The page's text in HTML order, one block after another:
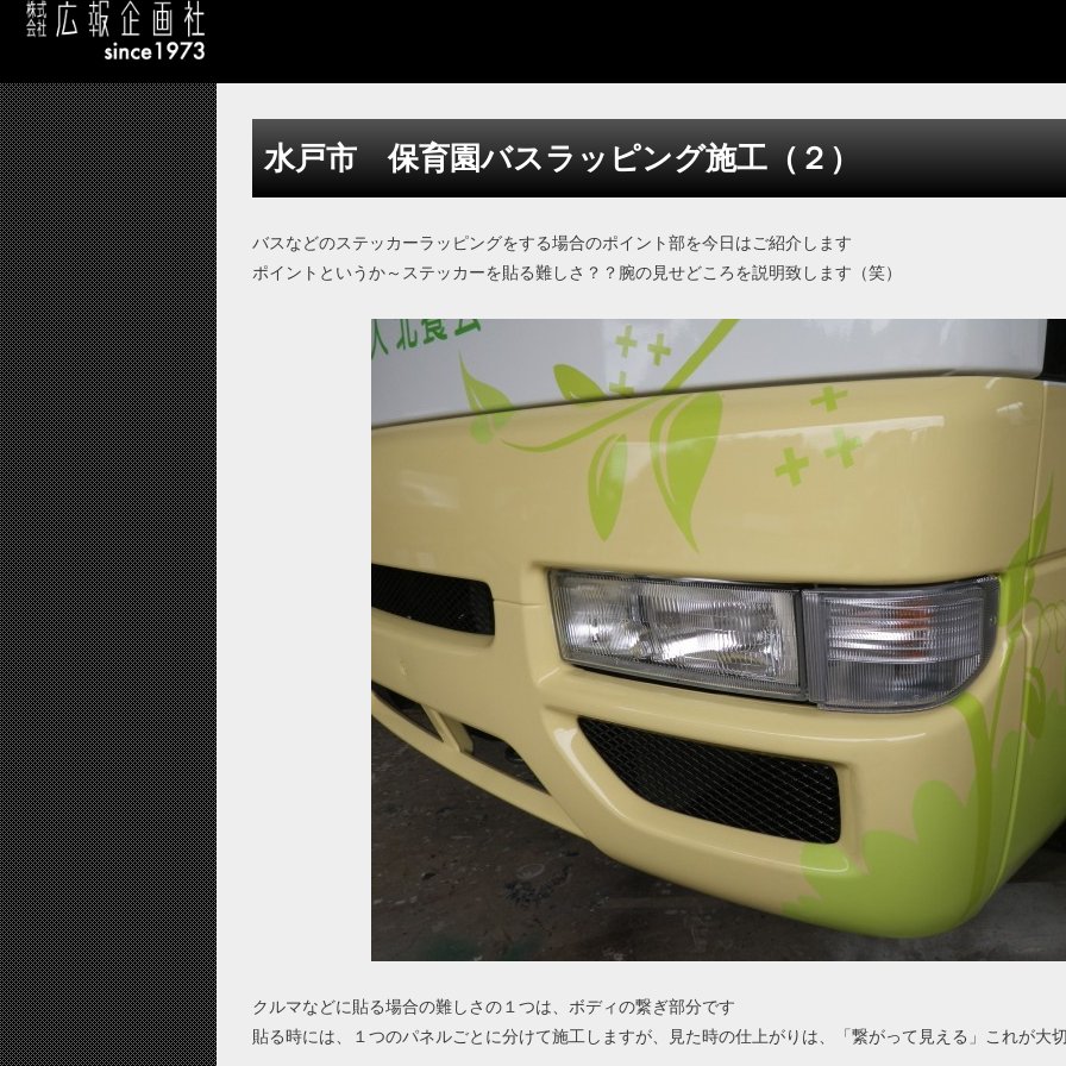
水戸市 保育園バスラッピング施工（２）
バスなどのステッカーラッピングをする場合のポイント部を今日はご紹介します
ポイントというか～ステッカーを貼る難しさ？？腕の見せどころを説明致します（笑）
クルマなどに貼る場合の難しさの１つは、ボディの繋ぎ部分です
貼る時には、１つのパネルごとに分けて施工しますが、見た時の仕上がりは、「繋がって見える」これが大